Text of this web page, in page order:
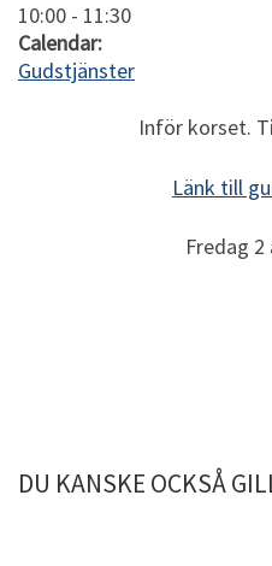
10:00 - 11:30
Calendar:
Gudstjänster
Inför korset.
Länk till
Fredag 2
DU KANSKE OCKSÅ